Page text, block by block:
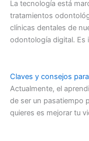
La tecnología está
tratamientos
clínicas dentales de
odontología digital. Es
Claves y consejos
Actualmente, el
de ser un pasatiempo
quieres es mejorar tu